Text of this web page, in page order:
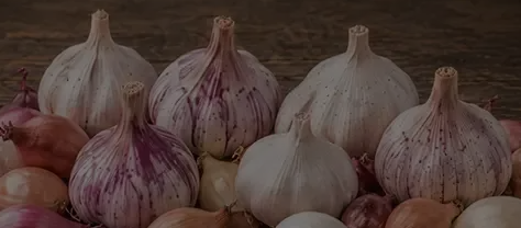
Paprika Yolo Wonder
Hersteller:
FLORTUS
Artikelnummer:
2000-0486
EAN:
4251535415326